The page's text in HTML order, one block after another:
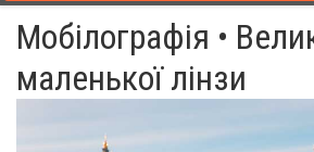
Мобілографія •
маленької лінзи